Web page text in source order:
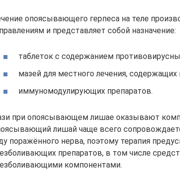
опоясывающего герпеса на теле
и представляет собой назначение:
таблеток с содержанием
мазей для местного лечения,
иммуномодулирующих препаратов.
при опоясывающем лишае оказывают
лишай чаще всего
поражённого нерва, поэтому терапия
препаратов, в том числе
компонентами.